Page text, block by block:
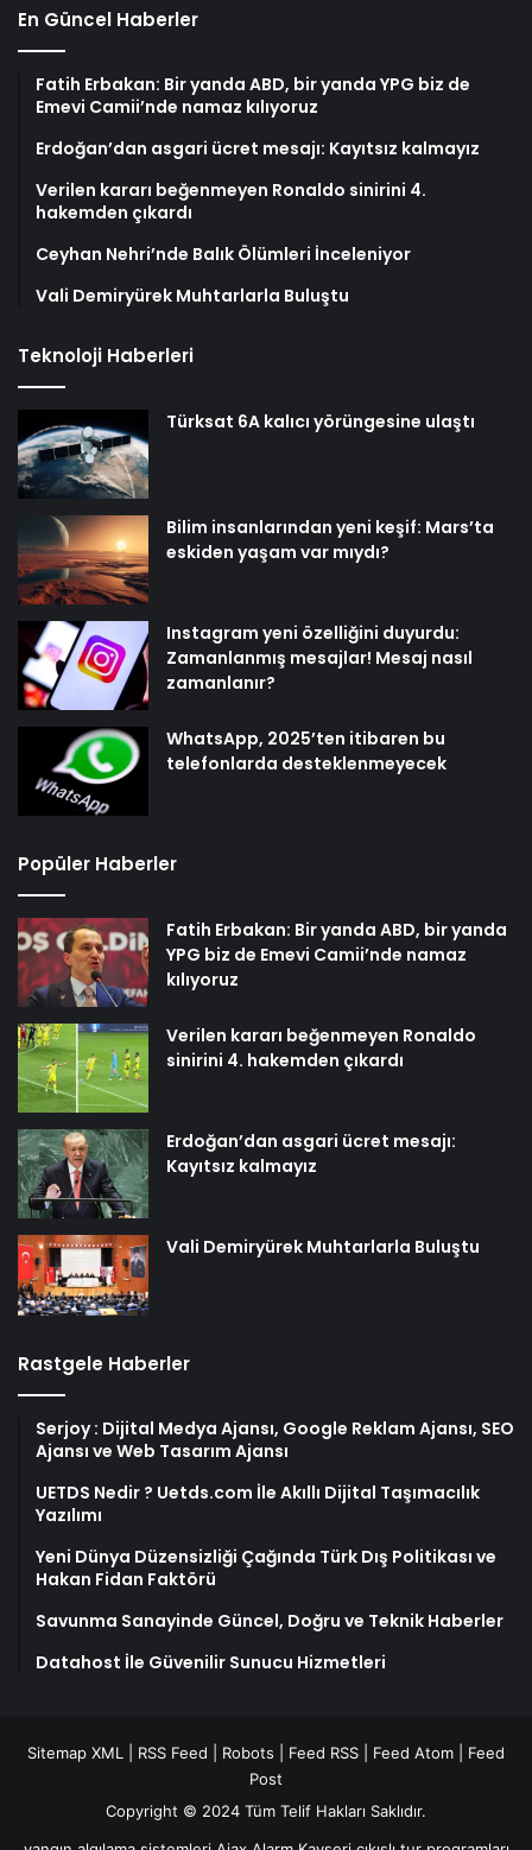
En Güncel Haberler
Fatih Erbakan: Bir yanda ABD, bir yanda YPG biz de
Emevi Camii’nde namaz kılıyoruz
Erdoğan’dan asgari ücret mesajı: Kayıtsız kalmayız
Verilen kararı beğenmeyen Ronaldo sinirini 4.
hakemden çıkardı
Ceyhan Nehri’nde Balık Ölümleri İnceleniyor
Vali Demiryürek Muhtarlarla Buluştu
Teknoloji Haberleri
Türksat 6A kalıcı yörüngesine ulaştı
Bilim insanlarından yeni keşif: Mars’ta
eskiden yaşam var mıydı?
Instagram yeni özelliğini duyurdu:
Zamanlanmış mesajlar! Mesaj nasıl
zamanlanır?
WhatsApp, 2025’ten itibaren bu
telefonlarda desteklenmeyecek
Popüler Haberler
Fatih Erbakan: Bir yanda ABD, bir yanda
YPG biz de Emevi Camii’nde namaz
kılıyoruz
Verilen kararı beğenmeyen Ronaldo
sinirini 4. hakemden çıkardı
Erdoğan’dan asgari ücret mesajı:
Kayıtsız kalmayız
Vali Demiryürek Muhtarlarla Buluştu
Rastgele Haberler
Serjoy : Dijital Medya Ajansı, Google Reklam Ajansı, SEO
Ajansı ve Web Tasarım Ajansı
UETDS Nedir ? Uetds.com İle Akıllı Dijital Taşımacılık
Yazılımı
Yeni Dünya Düzensizliği Çağında Türk Dış Politikası ve
Hakan Fidan Faktörü
Savunma Sanayinde Güncel, Doğru ve Teknik Haberler
Datahost İle Güvenilir Sunucu Hizmetleri
Sitemap XML RSS Feed Robots Feed RSS Feed Atom
Feed
Post
Copyright © 2024 Tüm Telif Hakları Saklıdır.